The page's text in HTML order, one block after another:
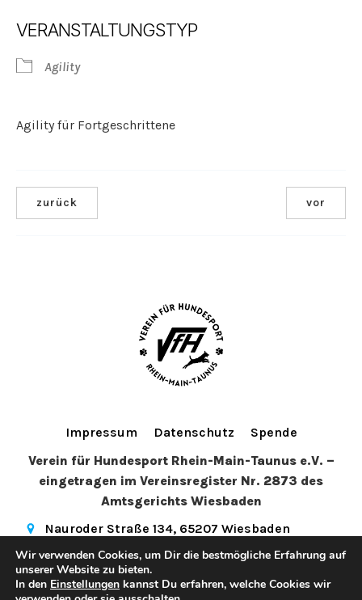
VERANSTALTUNGSTYP
Agility
Agility für Fortgeschrittene
zurück vor
Impressum Datenschutz
Spende
Verein für Hundesport Rhein-Main-Taunus e.V. –
eingetragen im Vereinsregister Nr. 2873 des
Amtsgerichts Wiesbaden
Nauroder Straße 134, 65207 Wiesbaden
(+49) 179 5081972
info@vfhwi.de
hundesport_wiesbaden
© 2026 Verein für Hundesport Rhein-Main-Taunus e.V.. Created
Wir verwenden Cookies, um Dir die bestmögliche Erfahrung auf
unserer Website zu bieten.
In den Einstellungen kannst Du erfahren, welche Cookies wir